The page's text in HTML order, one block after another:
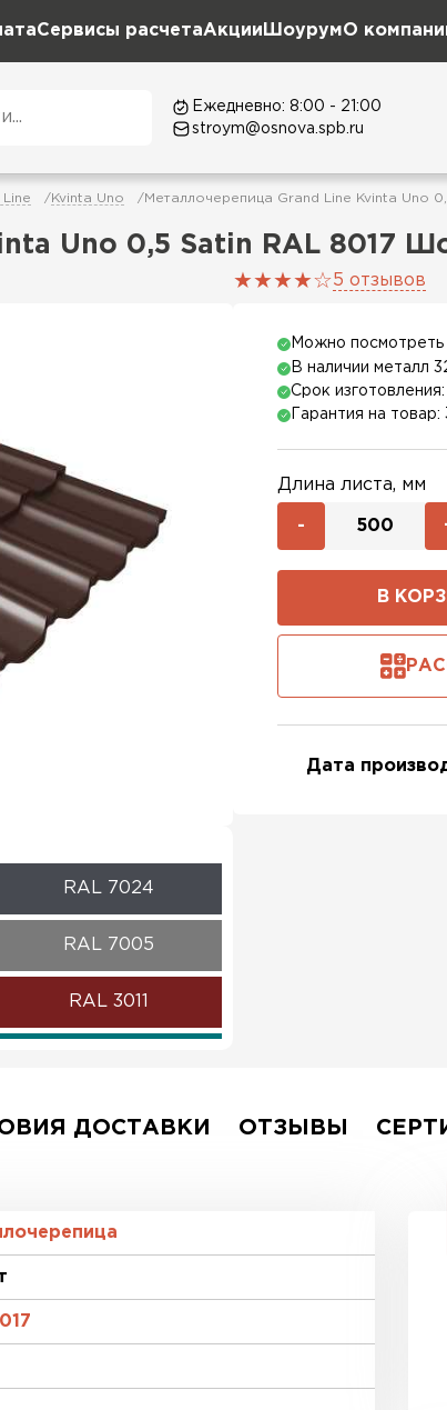
Сервисы расчетаАкции ШоурумО
Ежедневно: 8:00 - 21:00
stroym@osnova.spb.ru
Kvinta Uno Металлочерепица Grand Line Kvinta Uno
Uno 0,5 Satin RAL 8017
RAL 7024
RAL 7005
RAL 3011
RAL 3003
RAL 9003
RR 33
5 отзывов
Можно
В наличии металл
Срок
Гарантия на товар:
Длина листа, мм
-
В
Дата
ДОСТАВКИ ОТЗЫВЫ